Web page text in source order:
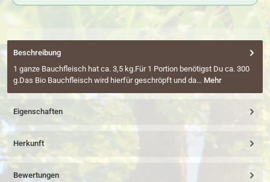
Beschreibung
1 ganze Bauchfleisch hat ca. 3,5 kg.Für 1 Portion benötigst Du ca. 300
g.Das Bio Bauchfleisch wird hierfür geschröpft und da… Mehr
Eigenschaften
Herkunft
Bewertungen